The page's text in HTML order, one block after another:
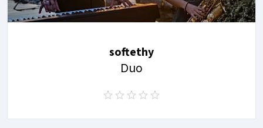
softethy
Duo